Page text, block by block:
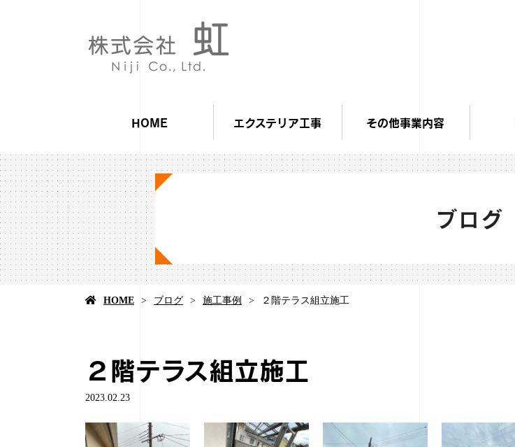
HOME エクステリア工事 その他事業内容
ブログ
HOME ブログ 施工事例 ２階テラス組立施工
２階テラス組立施工
2023.02.23